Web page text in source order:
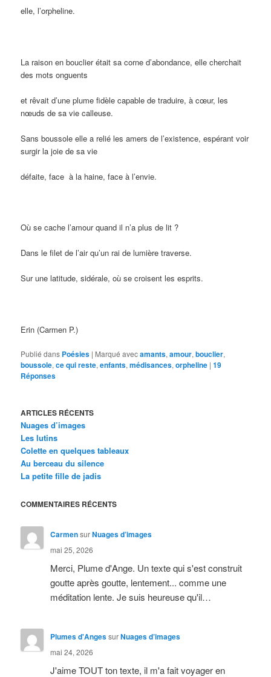
elle, l’orpheline.
La raison en bouclier était sa corne d’abondance, elle cherchait
des mots onguents
et rêvait d’une plume fidèle capable de traduire, à cœur, les
nœuds de sa vie calleuse.
Sans boussole elle a relié les amers de l’existence, espérant voir
surgir la joie de sa vie
défaite, face à la haine, face à l’envie.
Où se cache l’amour quand il n’a plus de lit ?
Dans le filet de l’air qu’un rai de lumière traverse.
Sur une latitude, sidérale, où se croisent les esprits.
Erin (Carmen P.)
Publié dans Poésies | Marqué avecamants,amour,bouclier,
boussole,ce qui reste,enfants,médisances,orpheline |19
Réponses
ARTICLES RÉCENTS
Nuages d’images
Les lutins
Colette en quelques tableaux
Au berceau du silence
La petite fille de jadis
COMMENTAIRES RÉCENTS
CarmensurNuages d’images
mai 25, 2026
Merci, Plume d'Ange. Un texte qui s'est construit
goutte après goutte, lentement... comme une
méditation lente. Je suis heureuse qu'il…
Plumes d'AngessurNuages d’images
mai 24, 2026
J'aime TOUT ton texte, il m'a fait voyager en